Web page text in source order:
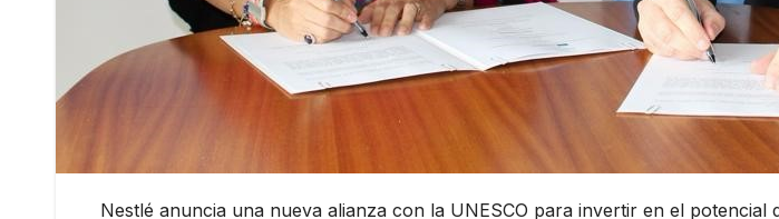
Nestlé anuncia una nueva alianza con la UNESCO para invertir en el